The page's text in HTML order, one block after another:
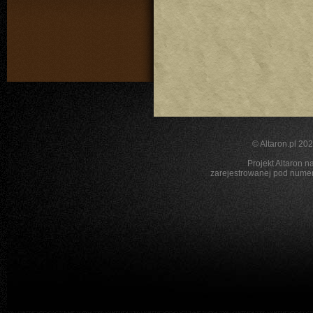
©Altaron.pl
Projekt Altaron
zarejestrowanej pod